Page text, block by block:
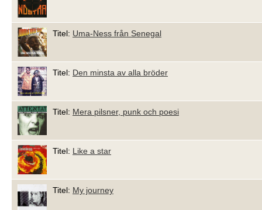
Titel: Uma-Ness från Senegal
Titel: Den minsta av alla bröder
Titel: Mera pilsner, punk och poesi
Titel: Like a star
Titel: My journey